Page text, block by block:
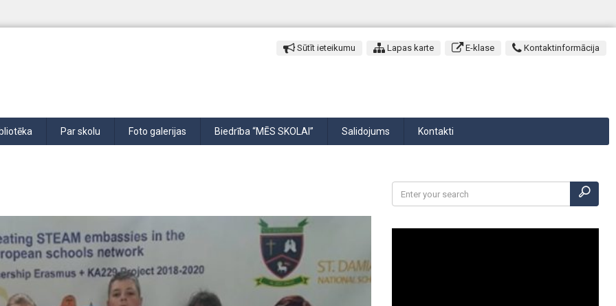
Sūtīt ieteikumu Lapas karte E-klase Kontaktinformācija
Par skolu Foto galerijas Biedrība “MĒS SKOLAI” Salidojums Kontakti